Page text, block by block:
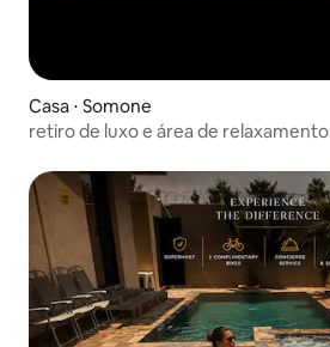
Casa ⋅ Somone
retiro de luxo e área de relaxamento